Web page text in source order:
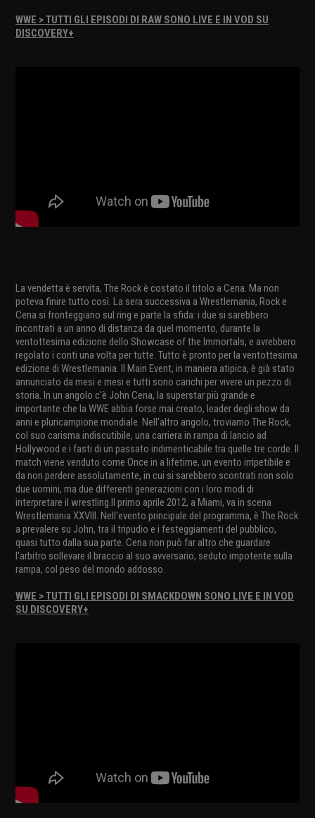
WWE > TUTTI GLI EPISODI DI RAW SONO LIVE E IN VOD SU
DISCOVERY+
La vendetta è servita, The Rock è costato il titolo a Cena. Ma non
poteva finire tutto così. La sera successiva a Wrestlemania, Rock e
Cena si fronteggiano sul ring e parte la sfida: i due si sarebbero
incontrati a un anno di distanza da quel momento, durante la
ventottesima edizione dello Showcase of the Immortals, e avrebbero
regolato i conti una volta per tutte. Tutto è pronto per la ventottesima
edizione di Wrestlemania. Il Main Event, in maniera atipica, è già stato
annunciato da mesi e mesi e tutti sono carichi per vivere un pezzo di
storia. In un angolo c'è John Cena, la superstar più grande e
importante che la WWE abbia forse mai creato, leader degli show da
anni e pluricampione mondiale. Nell'altro angolo, troviamo The Rock,
col suo carisma indiscutibile, una carriera in rampa di lancio ad
Hollywood e i fasti di un passato indimenticabile tra quelle tre corde. Il
match viene venduto come Once in a lifetime, un evento irripetibile e
da non perdere assolutamente, in cui si sarebbero scontrati non solo
due uomini, ma due differenti generazioni con i loro modi di
interpretare il wrestling.Il primo aprile 2012, a Miami, va in scena
Wrestlemania XXVIII. Nell'evento principale del programma, è The Rock
a prevalere su John, tra il tripudio e i festeggiamenti del pubblico,
quasi tutto dalla sua parte. Cena non può far altro che guardare
l'arbitro sollevare il braccio al suo avversario, seduto impotente sulla
rampa, col peso del mondo addosso.
WWE > TUTTI GLI EPISODI DI SMACKDOWN SONO LIVE E IN VOD
SU DISCOVERY+